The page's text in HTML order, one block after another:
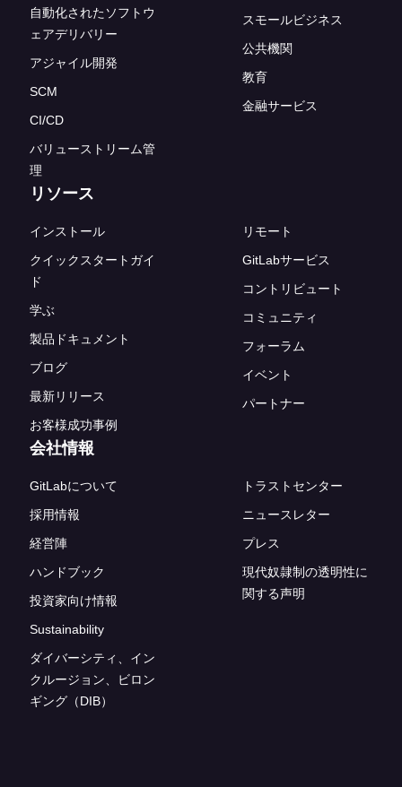
自動化されたソフトウ
ェアデリバリー
アジャイル開発
SCM
CI/CD
バリューストリーム管
理
スモールビジネス
公共機関
教育
金融サービス
リソース
インストール
クイックスタートガイ
ド
学ぶ
製品ドキュメント
ブログ
最新リリース
お客様成功事例
リモート
GitLabサービス
コントリビュート
コミュニティ
フォーラム
イベント
パートナー
会社情報
GitLabについて
採用情報
経営陣
ハンドブック
投資家向け情報
Sustainability
ダイバーシティ、イン
クルージョン、ビロン
ギング（DIB）
トラストセンター
ニュースレター
プレス
現代奴隷制の透明性に
関する声明